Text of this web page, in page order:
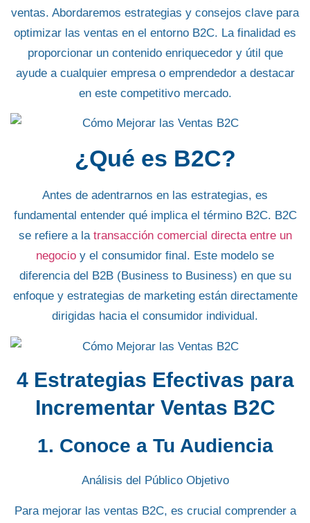
ventas. Abordaremos estrategias y consejos clave para
optimizar las ventas en el entorno B2C. La finalidad es
proporcionar un contenido enriquecedor y útil que
ayude a cualquier empresa o emprendedor a destacar
en este competitivo mercado.
¿Qué es B2C?
Antes de adentrarnos en las estrategias, es
fundamental entender qué implica el término B2C. B2C
se refiere a la transacción comercial directa entre un
negocio y el consumidor final . Este modelo se
diferencia del
B2B (Business to Business) en que su
enfoque y estrategias de marketing están directamente
dirigidas hacia el consumidor individual.
4 Estrategias Efectivas para
Incrementar Ventas B2C
1. Conoce a Tu Audiencia
Análisis del Público Objetivo
Para mejorar las ventas B2C, es crucial comprender a